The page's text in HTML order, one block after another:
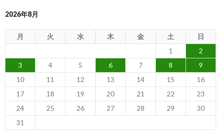
2026年8月
月 火 水 木 金 土
日
1
2
3
4 5 6 7 8
9
10
11 12 13 14 15
16
17
18 19 20 21 22
23
24
25 26 27 28 29
30
31